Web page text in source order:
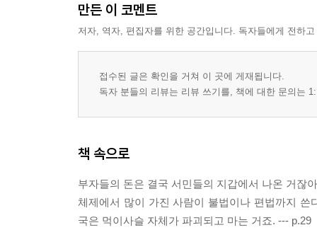
만든 이 코멘트
저자, 역자, 편집자를 위한 공간입니다. 독자들에게 전하
접수된 글은 확인을 거쳐 이 곳에 게재됩니다.
독자 분들의 리뷰는 리뷰 쓰기를, 책에 대한 문의는
책 속으로
부자들의 돈은 결국 서민들의 지갑에서 나온 거잖
체제에서 많이 가진 사람이 불법이나 편법까지
국은 먹이사슬 자체가 파괴되고 마는 거죠. --- p.29